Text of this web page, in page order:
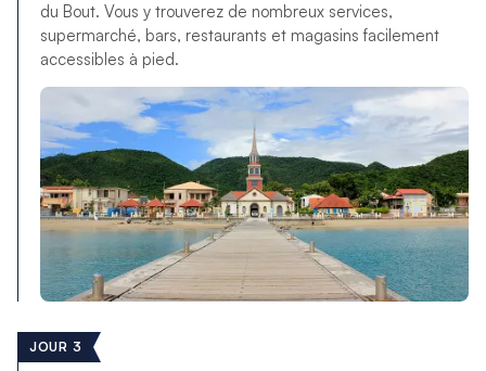
du Bout. Vous y trouverez de nombreux services,
supermarché, bars, restaurants et magasins facilement
accessibles à pied.
JOUR 3